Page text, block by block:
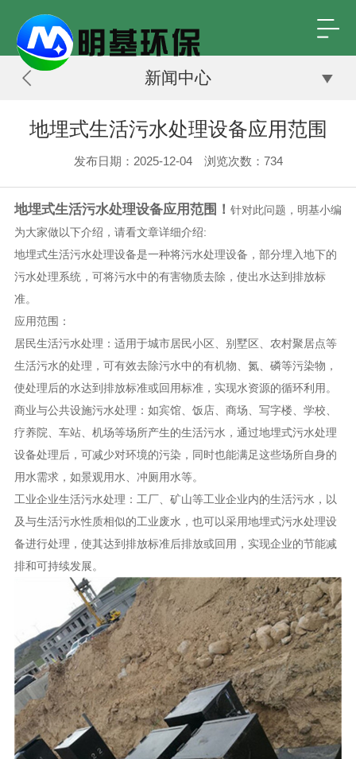
新闻中心
地埋式生活污水处理设备应用范围
发布日期：2025-12-04 浏览次数： 734
地埋式生活污水处理设备应用范围！ 针对此问题，明基小编
为大家做以下介绍，请看文章详细介绍:
地埋式生活污水处理设备是一种将污水处理设备，部分埋入地下的
污水处理系统，可将污水中的有害物质去除，使出水达到排放标
准。
应用范围：
居民生活污水处理：适用于城市居民小区、别墅区、农村聚居点等
生活污水的处理，可有效去除污水中的有机物、氮、磷等污染物，
使处理后的水达到排放标准或回用标准，实现水资源的循环利用。
商业与公共设施污水处理：如宾馆、饭店、商场、写字楼、学校、
疗养院、车站、机场等场所产生的生活污水，通过地埋式污水处理
设备处理后，可减少对环境的污染，同时也能满足这些场所自身的
用水需求，如景观用水、冲厕用水等。
工业企业生活污水处理：工厂、矿山等工业企业内的生活污水，以
及与生活污水性质相似的工业废水，也可以采用地埋式污水处理设
备进行处理，使其达到排放标准后排放或回用，实现企业的节能减
排和可持续发展。